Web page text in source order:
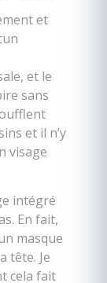
et
et le
sans
et il n’y
visage
intégré
En fait,
masque
tête. Je
cela fait